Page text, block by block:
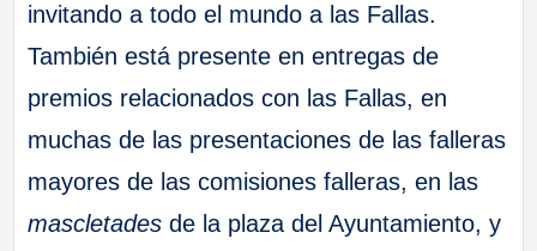
invitando a todo el mundo a las Fallas.
También está presente en entregas de
premios relacionados con las Fallas, en
muchas de las presentaciones de las falleras
mayores de las comisiones falleras, en las
mascletades de la plaza del Ayuntamiento, y